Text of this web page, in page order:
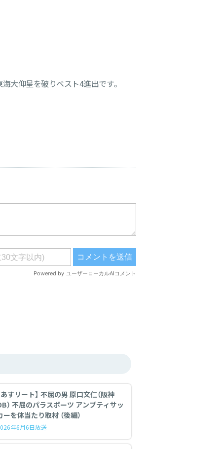
大仰星を破りベスト4進出です。
すリート】 不屈の男 原口文仁（阪神
） 不屈のパラスポーツ アンプティサッ
ーを体当たり取材 （後編）
年6月6日放送